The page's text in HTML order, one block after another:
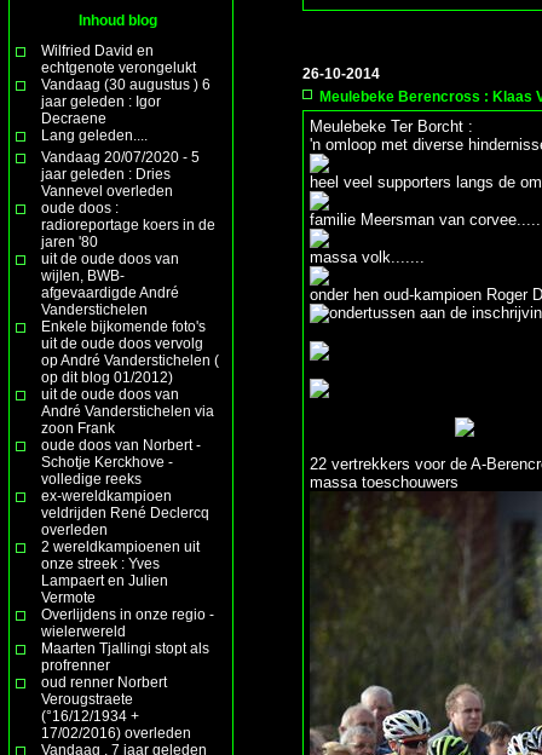
Inhoud blog
Wilfried David en
echtgenote verongelukt
Vandaag (30 augustus ) 6
jaar geleden : Igor
Decraene
Lang geleden....
Vandaag 20/07/2020 - 5
jaar geleden : Dries
Vannevel overleden
oude doos :
radioreportage koers in de
jaren '80
uit de oude doos van
wijlen, BWB-
afgevaardigde André
Vanderstichelen
Enkele bijkomende foto's
uit de oude doos vervolg
op André Vanderstichelen (
op dit blog 01/2012)
uit de oude doos van
André Vanderstichelen via
zoon Frank
oude doos van Norbert -
Schotje Kerckhove -
volledige reeks
ex-wereldkampioen
veldrijden René Declercq
overleden
2 wereldkampioenen uit
onze streek : Yves
Lampaert en Julien
Vermote
Overlijdens in onze regio -
wielerwereld
Maarten Tjallingi stopt als
profrenner
oud renner Norbert
Verougstraete
(°16/12/1934 +
17/02/2016) overleden
Vandaag , 7 jaar geleden
26-10-2014
Meulebeke Berencross : Klaas
Meulebeke Ter Borcht :
'n omloop met diverse
heel veel supporters langs de
familie Meersman van corvee.....
massa volk.......
onder hen oud-kampioen Roger
ondertussen aan de
22 vertrekkers voor de A-
massa toeschouwers